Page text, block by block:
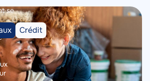
se
à
Type
du
produit
Crédit